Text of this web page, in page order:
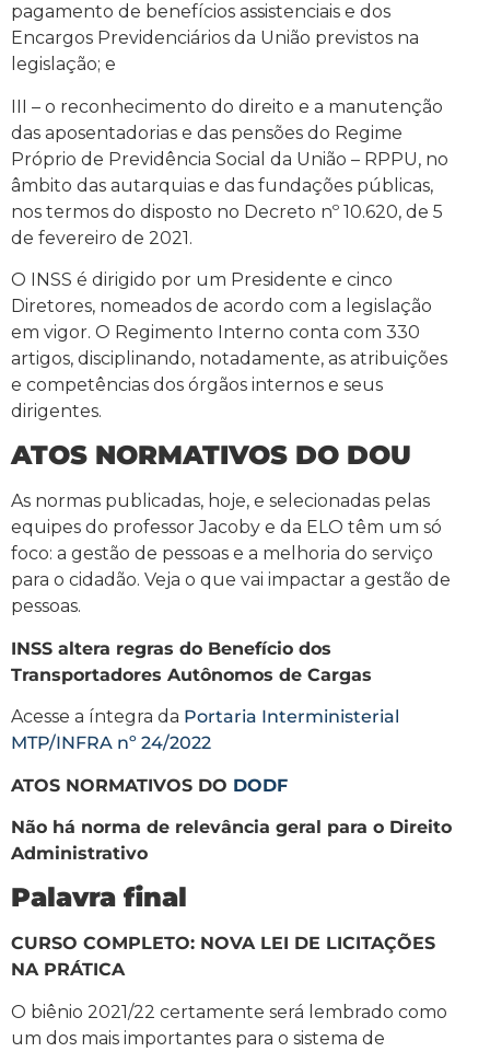
pagamento de benefícios assistenciais e dos
Encargos Previdenciários da União previstos na
legislação; e
III – o reconhecimento do direito e a manutenção
das aposentadorias e das pensões do Regime
Próprio de Previdência Social da União – RPPU, no
âmbito das autarquias e das fundações públicas,
nos termos do disposto no Decreto nº 10.620, de 5
de fevereiro de 2021.
O INSS é dirigido por um Presidente e cinco
Diretores, nomeados de acordo com a legislação
em vigor. O Regimento Interno conta com 330
artigos, disciplinando, notadamente, as atribuições
e competências dos órgãos internos e seus
dirigentes.
ATOS NORMATIVOS DO DOU
As normas publicadas, hoje, e selecionadas pelas
equipes do professor Jacoby e da ELO têm um só
foco: a gestão de pessoas e a melhoria do serviço
para o cidadão. Veja o que vai impactar a gestão de
pessoas.
INSS altera regras do Benefício dos
Transportadores Autônomos de Cargas
Acesse a íntegra da Portaria Interministerial
MTP/INFRA nº 24/2022
ATOS NORMATIVOS DO DODF
Não há norma de relevância geral para o Direito
Administrativo
Palavra final
CURSO COMPLETO: NOVA LEI DE LICITAÇÕES
NA PRÁTICA
O biênio 2021/22 certamente será lembrado como
um dos mais importantes para o sistema de